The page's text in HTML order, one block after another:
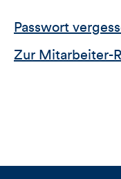
Passwort
Zur Mitarbeiter-